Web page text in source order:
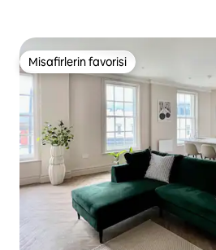
Misafirlerin favorisi
Misafirlerin favorisi